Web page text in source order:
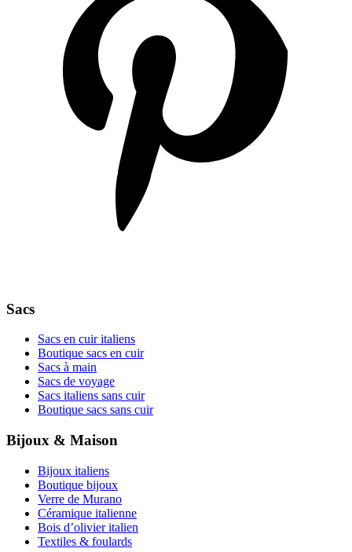
Sacs
Sacs en cuir italiens
Boutique sacs en cuir
Sacs à main
Sacs de voyage
Sacs italiens sans cuir
Boutique sacs sans cuir
Bijoux & Maison
Bijoux italiens
Boutique bijoux
Verre de Murano
Céramique italienne
Bois d’olivier italien
Textiles & foulards